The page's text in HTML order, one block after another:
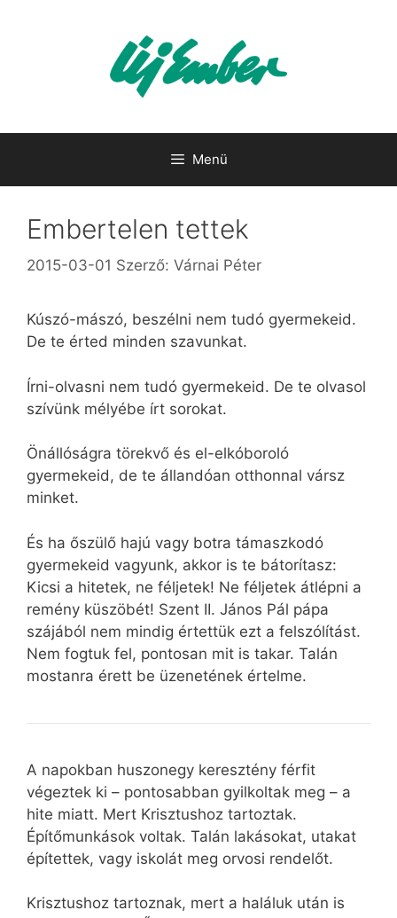
Menü
Embertelen tettek
2015-03-01 Szerző: Várnai Péter
Kúszó-mászó, beszélni nem tudó gyermekeid.
De te érted minden szavunkat.
Írni-olvasni nem tudó gyermekeid. De te olvasol
szívünk mélyébe írt sorokat.
Önállóságra törekvő és el-elkóboroló
gyermekeid, de te állandóan otthonnal vársz
minket.
És ha őszülő hajú vagy botra támaszkodó
gyermekeid vagyunk, akkor is te bátorítasz:
Kicsi a hitetek, ne féljetek! Ne féljetek átlépni a
remény küszöbét! Szent II. János Pál pápa
szájából nem mindig értettük ezt a felszólítást.
Nem fogtuk fel, pontosan mit is takar. Talán
mostanra érett be üzenetének értelme.
A napokban huszonegy keresztény férfit
végeztek ki – pontosabban gyilkoltak meg – a
hite miatt. Mert Krisztushoz tartoztak.
Építőmunkások voltak. Talán lakásokat, utakat
építettek, vagy iskolát meg orvosi rendelőt.
Krisztushoz tartoznak, mert a haláluk után is